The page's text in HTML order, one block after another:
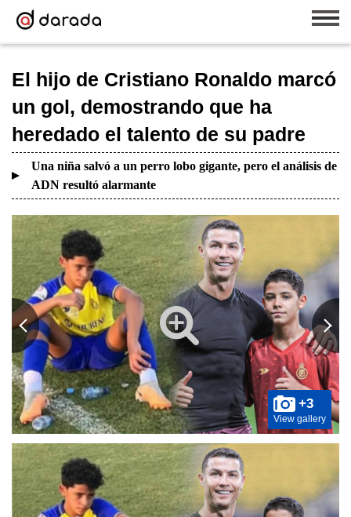
El hijo de Cristiano Ronaldo marcó
un gol, demostrando que ha
heredado el talento de su padre
Una niña salvó a un perro lobo gigante, pero el análisis de
ADN resultó alarmante
+3
View gallery